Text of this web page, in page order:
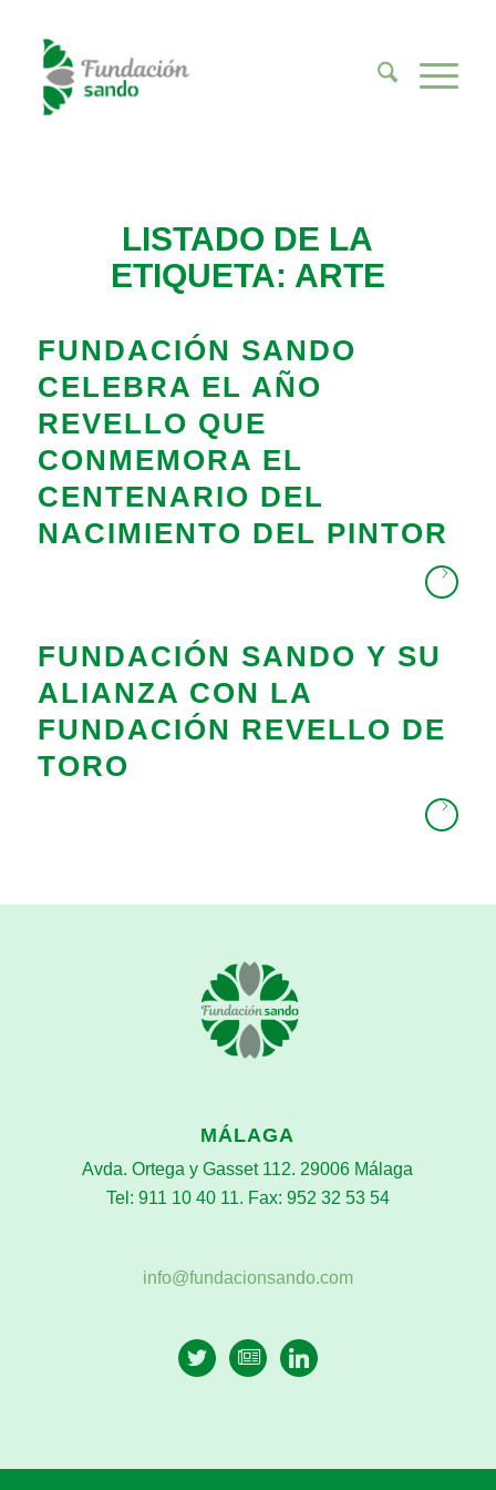
LISTADO DE LA
ETIQUETA: ARTE
FUNDACIÓN SANDO
CELEBRA EL AÑO
REVELLO QUE
CONMEMORA EL
CENTENARIO DEL
NACIMIENTO DEL PINTOR
FUNDACIÓN SANDO Y SU
ALIANZA CON LA
FUNDACIÓN REVELLO DE
TORO
MÁLAGA
Avda. Ortega y Gasset 112. 29006 Málaga
Tel: 911 10 40 11. Fax: 952 32 53 54
info@fundacionsando.com
twitter
newspaper-
linkedin